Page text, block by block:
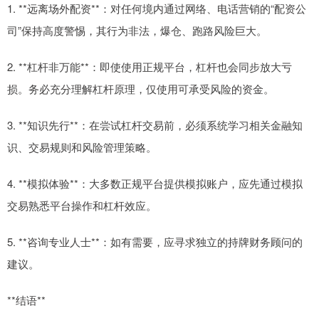
1. **远离场外配资**：对任何境内通过网络、电话营销的“配资公
司”保持高度警惕，其行为非法，爆仓、跑路风险巨大。
2. **杠杆非万能**：即使使用正规平台，杠杆也会同步放大亏
损。务必充分理解杠杆原理，仅使用可承受风险的资金。
3. **知识先行**：在尝试杠杆交易前，必须系统学习相关金融知
识、交易规则和风险管理策略。
4. **模拟体验**：大多数正规平台提供模拟账户，应先通过模拟
交易熟悉平台操作和杠杆效应。
5. **咨询专业人士**：如有需要，应寻求独立的持牌财务顾问的
建议。
**结语**